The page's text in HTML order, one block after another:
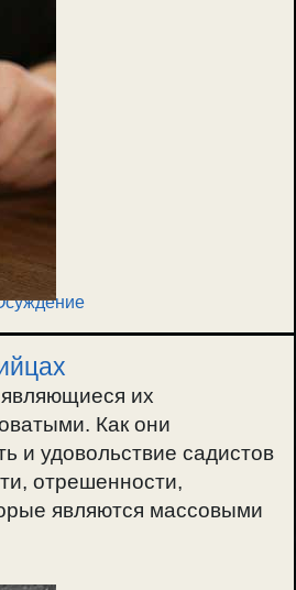
являющиеся их
Как они
и удовольствие садистов
отрешенности,
являются массовыми